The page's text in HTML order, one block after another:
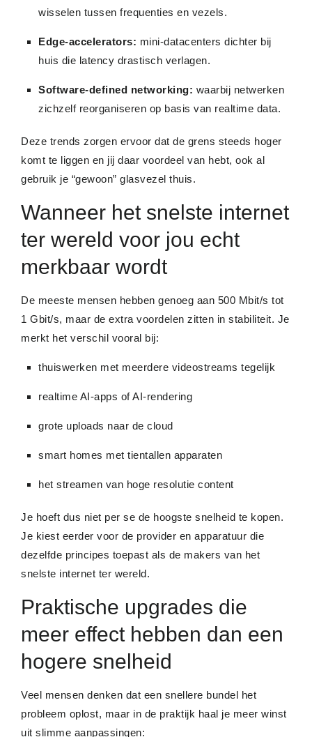
wisselen tussen frequenties en vezels.
Edge-accelerators: mini-datacenters dichter bij
huis die latency drastisch verlagen.
Software-defined networking: waarbij netwerken
zichzelf reorganiseren op basis van realtime data.
Deze trends zorgen ervoor dat de grens steeds hoger
komt te liggen en jij daar voordeel van hebt, ook al
gebruik je “gewoon” glasvezel thuis.
Wanneer het snelste internet
ter wereld voor jou echt
merkbaar wordt
De meeste mensen hebben genoeg aan 500 Mbit/s tot
1 Gbit/s, maar de extra voordelen zitten in stabiliteit. Je
merkt het verschil vooral bij:
thuiswerken met meerdere videostreams tegelijk
realtime AI-apps of AI-rendering
grote uploads naar de cloud
smart homes met tientallen apparaten
het streamen van hoge resolutie content
Je hoeft dus niet per se de hoogste snelheid te kopen.
Je kiest eerder voor de provider en apparatuur die
dezelfde principes toepast als de makers van het
snelste internet ter wereld.
Praktische upgrades die
meer effect hebben dan een
hogere snelheid
Veel mensen denken dat een snellere bundel het
probleem oplost, maar in de praktijk haal je meer winst
uit slimme aanpassingen: